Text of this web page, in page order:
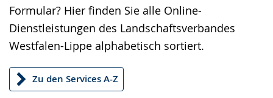
Formular? Hier finden Sie alle Online-
Dienstleistungen des Landschaftsverbandes
Westfalen-Lippe alphabetisch sortiert.
Zu den Services A-Z
wird
angezeigt.